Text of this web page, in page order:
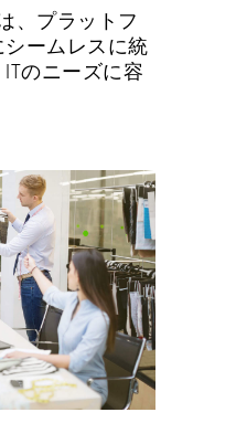
、プラットフ
シームレスに統
のニーズに容